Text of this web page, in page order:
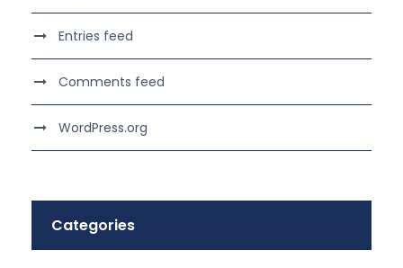
Entries feed
Comments feed
WordPress.org
Categories